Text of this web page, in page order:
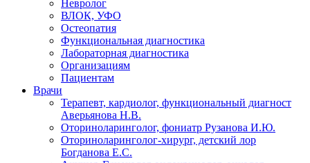
Невролог
ВЛОК, УФО
Остеопатия
Функциональная диагностика
Лабораторная диагностика
Организациям
Пациентам
Врачи
Терапевт, кардиолог, функциональный диагност
Аверьянова Н.В.
Оториноларинголог, фониатр Рузанова И.Ю.
Оториноларинголог-хирург, детский лор
Богданова Е.С.